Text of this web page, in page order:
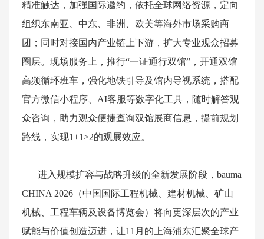
精准触达，加强国际邀约，依托全球网络资源，定向
组织东南亚、中东、非洲、欧美等海外市场采购商
团；同时对接国内产业链上下游，扩大专业观众招募
圈层。现场服务上，推行“一证通行双馆”，开通双馆
高频循环班车，强化地铁引导及馆内导视系统，搭配
官方微信小程序、AI客服等数字化工具，随时解答观
众咨询，助力观众便捷查询双馆展商信息，提前规划
路线，实现1+1>2的观展效应。
进入规模扩容与战略升级的全新发展阶段， bauma
CHINA 2026 （中国国际工程机械、建材机械、矿山
机械、工程车辆及设备博览会）将向更深层次的产业
赋能与价值创造迈进，让11月的上海浦东汇聚全球产